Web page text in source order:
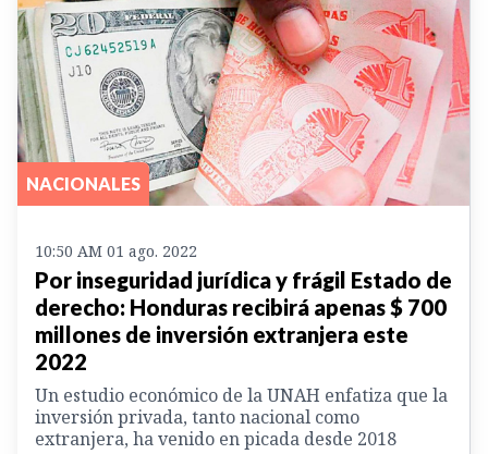
NACIONALES
10:50 AM 01 ago. 2022
Por inseguridad jurídica y frágil Estado de
derecho: Honduras recibirá apenas $ 700
millones de inversión extranjera este
2022
Un estudio económico de la UNAH enfatiza que la
inversión privada, tanto nacional como
extranjera, ha venido en picada desde 2018